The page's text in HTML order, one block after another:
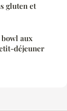
gluten et
aux
déjeuner